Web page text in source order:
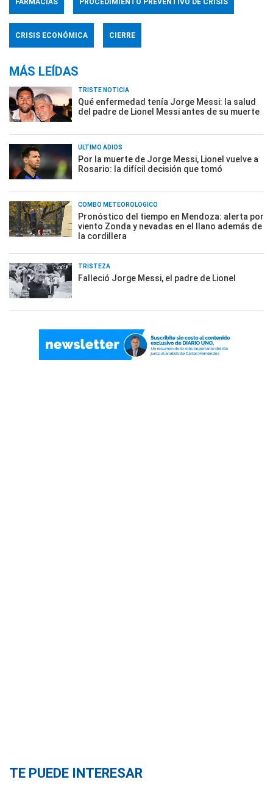
FARMACIAS PROCEDIMIENTO PREVENTIVO DE CRISIS
CRISIS ECONÓMICA CIERRE
MÁS LEÍDAS
TRISTE NOTICIA
Qué enfermedad tenía Jorge Messi: la salud
del padre de Lionel Messi antes de su muerte
ÚLTIMO ADIÓS
Por la muerte de Jorge Messi, Lionel vuelve a
Rosario: la difícil decisión que tomó
COMBO METEOROLÓGICO
Pronóstico del tiempo en Mendoza: alerta por
viento Zonda y nevadas en el llano además de
la cordillera
TRISTEZA
Falleció Jorge Messi, el padre de Lionel
TE PUEDE INTERESAR